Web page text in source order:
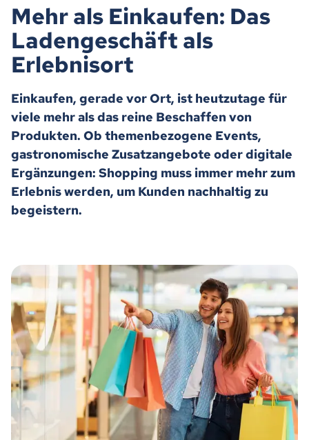
Mehr als Einkaufen: Das
Ladengeschäft als
Erlebnisort
Einkaufen, gerade vor Ort, ist heutzutage für
viele mehr als das reine Beschaffen von
Produkten. Ob themenbezogene Events,
gastronomische Zusatzangebote oder digitale
Ergänzungen: Shopping muss immer mehr zum
Erlebnis werden, um Kunden nachhaltig zu
begeistern.